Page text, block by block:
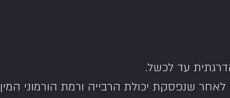
עד לכשל.
שנפסקת יכולת הרבייה ורמת הורמוני המין